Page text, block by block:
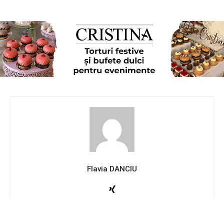
Flavia DANCIU